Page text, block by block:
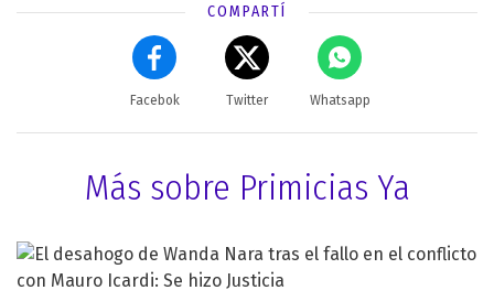
COMPARTÍ
Facebok Twitter Whatsapp
Más sobre Primicias Ya